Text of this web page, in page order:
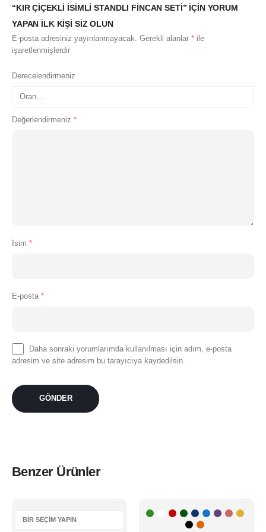
“KIR ÇIÇEKLI İSIMLI STANDLI FINCAN SETI” IÇIN YORUM
YAPAN ILK KIŞI SIZ OLUN
E-posta adresiniz yayınlanmayacak. Gerekli alanlar * ile
işaretlenmişlerdir
Derecelendirmeniz
Değerlendirmeniz *
İsim *
E-posta *
Daha sonraki yorumlarımda kullanılması için adım, e-posta
adresim ve site adresim bu tarayıcıya kaydedilsin.
Benzer Ürünler
ürünün
-16%
ürünün